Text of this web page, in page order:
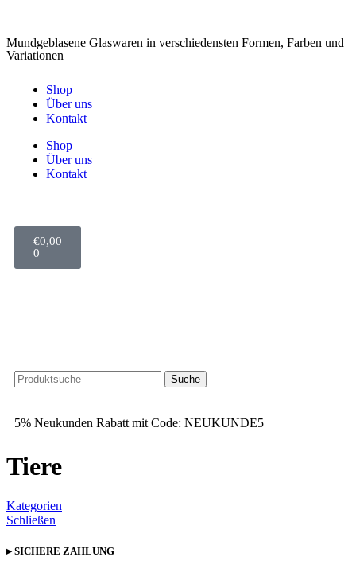
Mundgeblasene Glaswaren in verschiedensten Formen, Farben und
Variationen
Shop
Über uns
Kontakt
Shop
Über uns
Kontakt
€0,00
0
Suche
5% Neukunden Rabatt mit Code: NEUKUNDE5
Tiere
Kategorien
Schließen
▸ SICHERE ZAHLUNG